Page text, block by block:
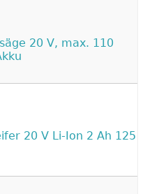
20 V, max. 110
20 V Li-Ion 2 Ah 125